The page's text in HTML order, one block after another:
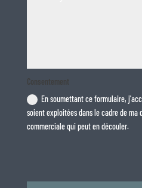
Consentement
En soumettant ce formulaire,
soient exploitées dans le cadre de ma
commerciale qui peut en découler.